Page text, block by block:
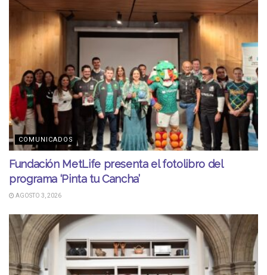
COMUNICADOS
Fundación MetLife presenta el fotolibro del
programa ‘Pinta tu Cancha’
AGOSTO 3, 2026